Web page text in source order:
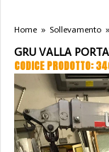
Home » Sollevamento »
GRU VALLA
CODICE PRODOTTO: